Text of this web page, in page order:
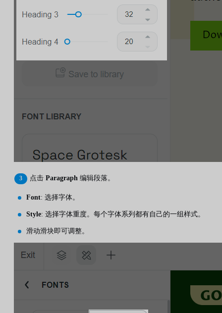
点击 Paragraph 编辑段落。
Font: 选择字体。
Style: 选择字体重度。每个字体系列都有自己的一组样式。
滑动滑块即可调整。